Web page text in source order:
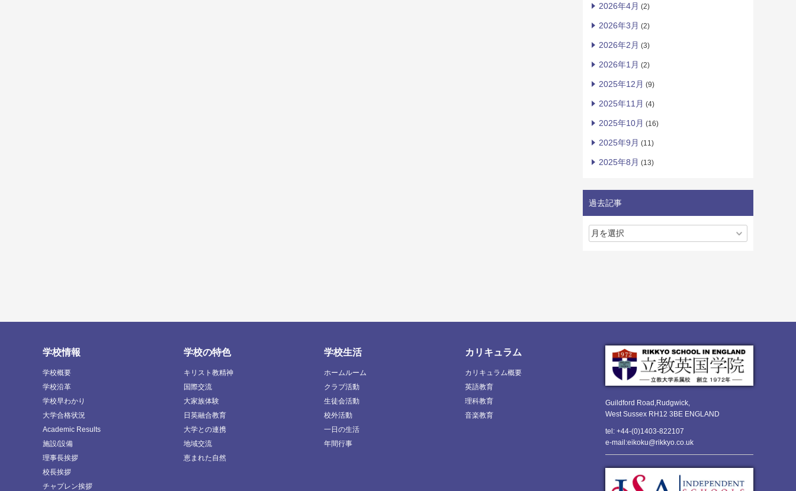
2026年4月 (2)
2026年3月 (2)
2026年2月 (3)
2026年1月 (2)
2025年12月 (9)
2025年11月 (4)
2025年10月 (16)
2025年9月 (11)
2025年8月 (13)
過去記事
Guildford Road,Rudgwick,
West Sussex RH12 3BE ENGLAND
tel: +44-(0)1403-822107
e-mail:eikoku@rikkyo.co.uk
学校情報
学校概要
学校沿革
学校早わかり
大学合格状況
Academic Results
施設/設備
理事長挨拶
校長挨拶
チャプレン挨拶
学校の特色
キリスト教精神
国際交流
大家族体験
日英融合教育
大学との連携
地域交流
恵まれた自然
学校生活
ホームルーム
クラブ活動
生徒会活動
校外活動
一日の生活
年間行事
カリキュラム
カリキュラム概要
英語教育
理科教育
音楽教育